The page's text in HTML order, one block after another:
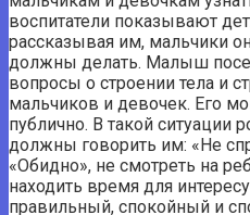
воспитатели показывают
рассказывая им, мальчики
должны делать. Малыш
вопросы о строении тела и
мальчиков и девочек. Его
публично. В такой ситуации
должны говорить им: «Не
«Обидно», не смотреть на
находить время для
правильный, спокойный и